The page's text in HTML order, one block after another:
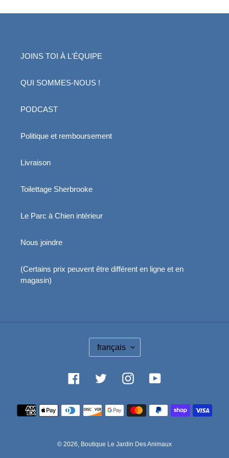
JOINS TOI À L'ÉQUIPE
QUI SOMMES-NOUS !
PODCAST
Politique et remboursement
Livraison
Toilettage Sherbrooke
Le Parc à Chien intérieur
Nous joindre
(Certains prix peuvent être différent en ligne et en
magasin)
L
G
U
français
Facebook Twitter InstagramYouTube
Moyens
de
© 2026, Boutique Le Jardin Des Animaux